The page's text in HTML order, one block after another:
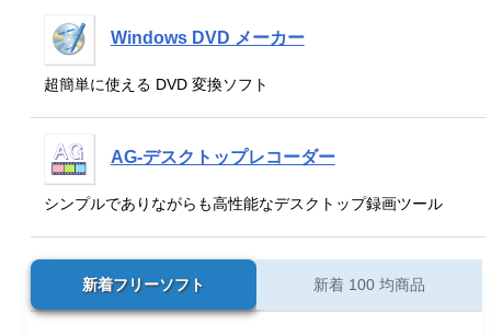
Windows DVD メーカー
超簡単に使える DVD 変換ソフト
AG-デスクトップレコーダー
シンプルでありながらも高性能なデスクトップ録画ツール
新着フリーソフト 新着 100 均商品